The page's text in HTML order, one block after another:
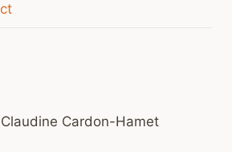
Cardon-Hamet